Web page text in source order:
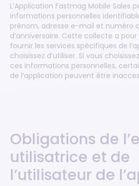
L’Application Fastmag Mobile Sales
informations personnelles
prénom, adresse e-mail et numéro
d’anniversaire. Cette collecte a
fournir les services spécifiques de
choisissez d’utiliser. Si vous
ces informations personnelles,
de l’application peuvent être
Obligations de
utilisatrice et de
l’utilisateur de